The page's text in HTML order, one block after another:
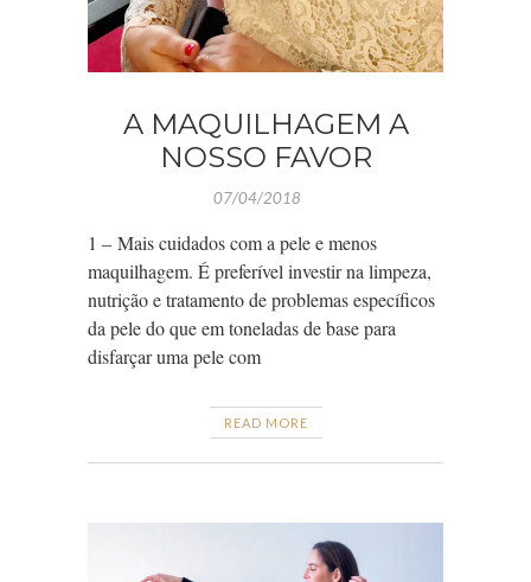
A MAQUILHAGEM A
NOSSO FAVOR
07/04/2018
1 – Mais cuidados com a pele e menos
maquilhagem. É preferível investir na limpeza,
nutrição e tratamento de problemas específicos
da pele do que em toneladas de base para
disfarçar uma pele com
READ MORE